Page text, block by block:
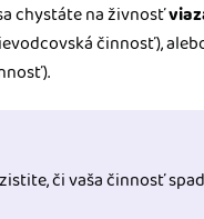
chystáte na živnosť
činnosť),
či vaša činnosť